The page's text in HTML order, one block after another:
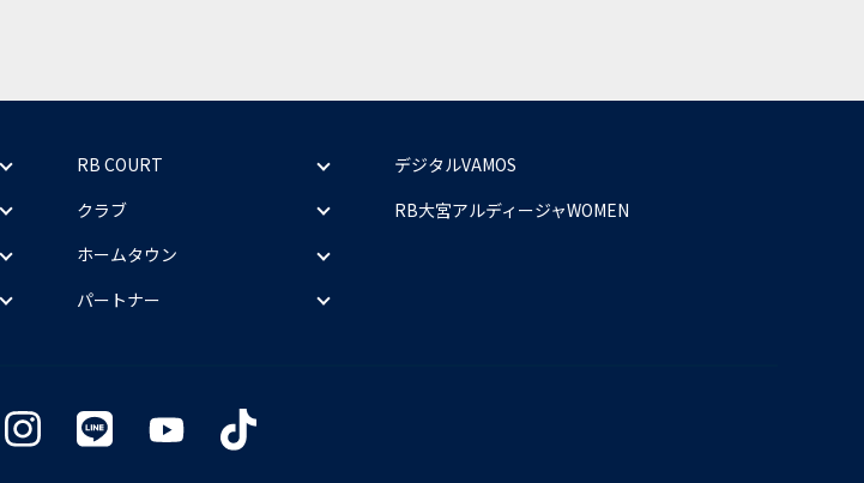
RB COURT
クラブ
ホームタウン
パートナー
デジタルVAMOS
RB大宮アルディージャWOMEN